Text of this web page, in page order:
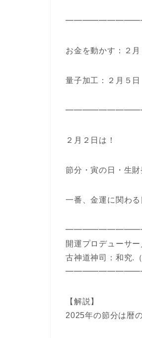
お金を動かす：２月
量子加工：２月５日
２月２日は！
節分・寅の日・生財
一番、金運に関わる
開運プロデューサ
古神道神司：和究.
【解説】
2025年の節分は暦